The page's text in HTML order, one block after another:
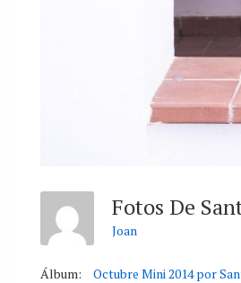
Fotos De
Joan
Álbum: Octubre Mini 2014 por